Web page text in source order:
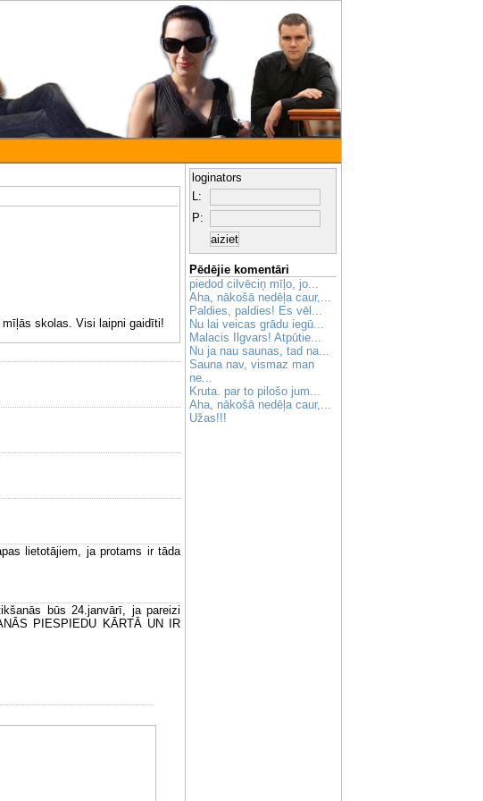
mīļās skolas. Visi laipni gaidīti!
lietotājiem, ja protams ir tāda
būs 24.janvārī, ja pareizi
PIESPIEDU KĀRTĀ UN IR
loginators
L:
P:
Pēdējie komentāri
piedod cilvēciņ mīļo, jo...
Aha, nākošā nedēļa caur,...
Paldies, paldies! Es vēl...
Nu lai veicas grādu iegū...
Malacis Ilgvars! Atpūtie...
Nu ja nau saunas, tad na...
Sauna nav, vismaz man
ne...
Kruta. par to pilošo jum...
Aha, nākošā nedēļa caur,...
Užas!!!